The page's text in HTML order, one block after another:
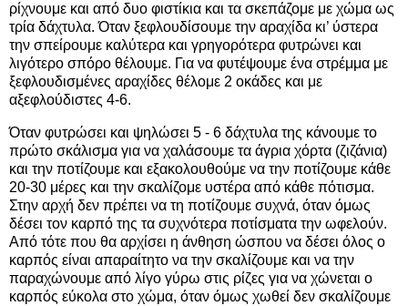
ρίχνουμε και από δυο φιστίκια και τα σκεπάζομε με χώμα ως
τρία δάχτυλα. Όταν ξεφλουδίσουμε την αραχίδα κι’ ύστερα
την σπείρουμε καλύτερα και γρηγορότερα φυτρώνει και
λιγότερο σπόρο θέλουμε. Για να φυτέψουμε ένα στρέμμα με
ξεφλουδισμένες αραχίδες θέλομε 2 οκάδες και με
αξεφλούδιστες 4-6.
Όταν φυτρώσει και ψηλώσει 5 - 6 δάχτυλα της κάνουμε το
πρώτο σκάλισμα για να χαλάσουμε τα άγρια χόρτα (ζιζάνια)
και την ποτίζουμε και εξακολουθούμε να την ποτίζουμε κάθε
20-30 μέρες και την σκαλίζομε υστέρα από κάθε πότισμα.
Στην αρχή δεν πρέπει να τη ποτίζουμε συχνά, όταν όμως
δέσει τον καρπό της τα συχνότερα ποτίσματα την ωφελούν.
Από τότε που θα αρχίσει η άνθηση ώσπου να δέσει όλος ο
καρπός είναι απαραίτητο να την σκαλίζουμε και να την
παραχώνουμε από λίγο γύρω στις ρίζες για να χώνεται ο
καρπός εύκολα στο χώμα, όταν όμως χωθεί δεν σκαλίζουμε